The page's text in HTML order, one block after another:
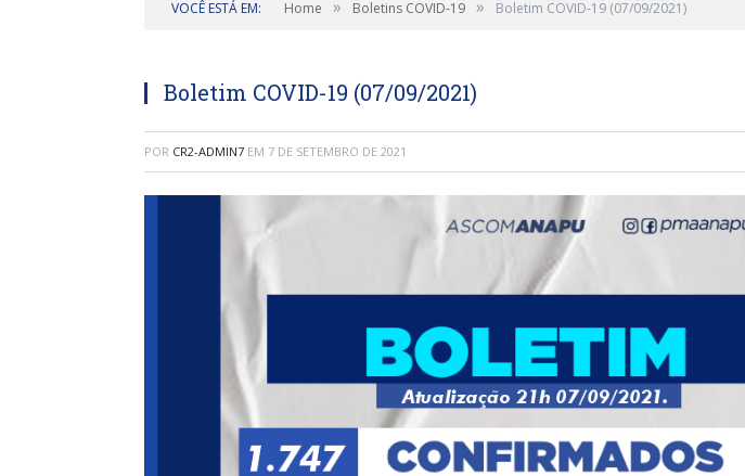
VOCÊ ESTÁ EM: Home » Boletins COVID-19 » Boletim COVID-19 (07/09/2021)
Boletim COVID-19 (07/09/2021)
POR CR2-ADMIN7 EM 7 DE SETEMBRO DE 2021